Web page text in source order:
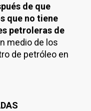
de que
que no tiene
petroleras de
medio de los
de petróleo en